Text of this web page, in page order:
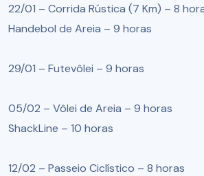
22/01 – Corrida Rústica (7 Km) – 8
Handebol de Areia – 9 horas
29/01 – Futevôlei – 9 horas
05/02 – Vôlei de Areia – 9 horas
ShackLine – 10 horas
12/02 – Passeio Ciclístico – 8 horas